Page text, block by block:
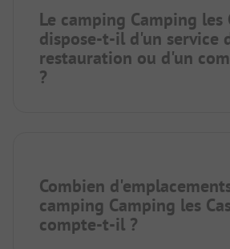
Le camping Camping les
dispose-t-il d'un service
restauration ou d'un
?
Combien
camping Camping les
compte-t-il ?